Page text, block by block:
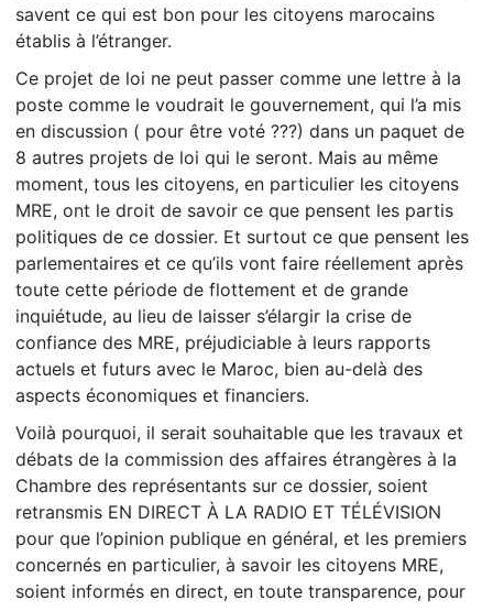
savent ce qui est bon pour les citoyens marocains
établis à l’étranger.
Ce projet de loi ne peut passer comme une lettre à la
poste comme le voudrait le gouvernement, qui l’a mis
en discussion ( pour être voté ???) dans un paquet de
8 autres projets de loi qui le seront. Mais au même
moment, tous les citoyens, en particulier les citoyens
MRE, ont le droit de savoir ce que pensent les partis
politiques de ce dossier. Et surtout ce que pensent les
parlementaires et ce qu’ils vont faire réellement après
toute cette période de flottement et de grande
inquiétude, au lieu de laisser s’élargir la crise de
confiance des MRE, préjudiciable à leurs rapports
actuels et futurs avec le Maroc, bien au-delà des
aspects économiques et financiers.
Voilà pourquoi, il serait souhaitable que les travaux et
débats de la commission des affaires étrangères à la
Chambre des représentants sur ce dossier, soient
retransmis EN DIRECT À LA RADIO ET TÉLÉVISION
pour que l’opinion publique en général, et les premiers
concernés en particulier, à savoir les citoyens MRE,
soient informés en direct, en toute transparence, pour